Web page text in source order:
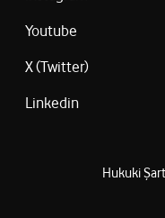
Youtube
X (Twitter)
Linkedin
Hukuki